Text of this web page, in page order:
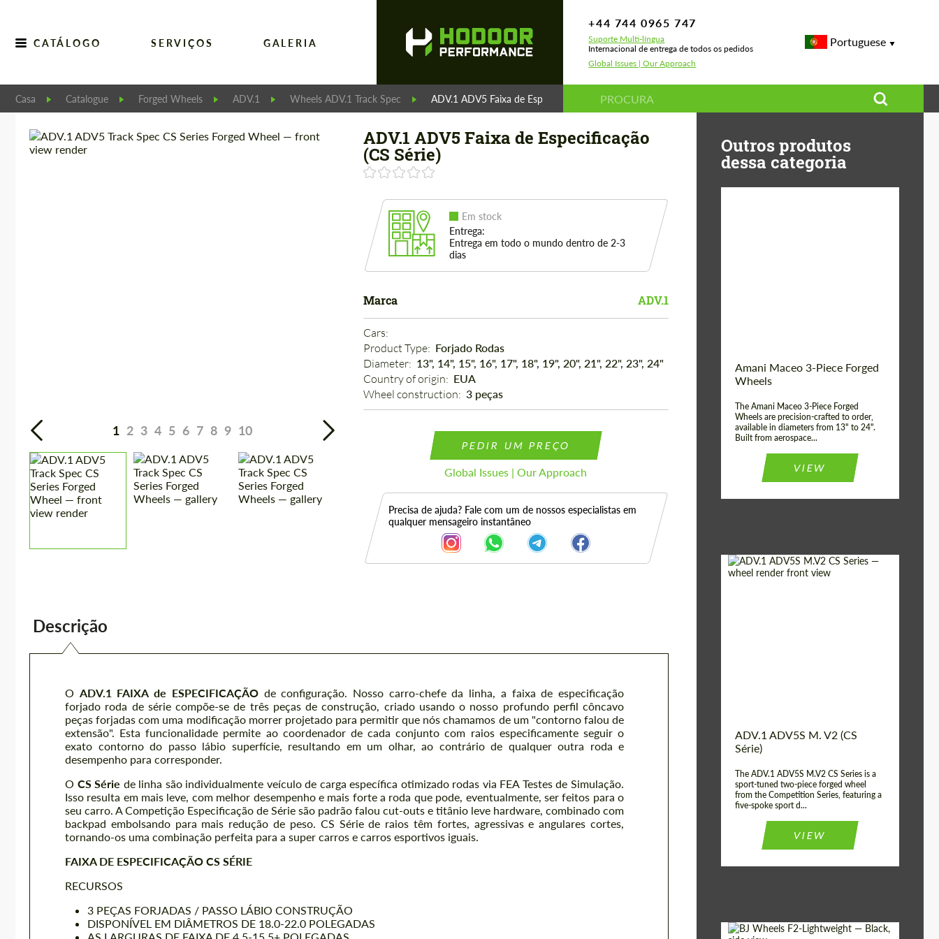
CATÁLOGO SERVIÇOS GALERIA
+44 744 0965 747
Suporte Multi-língua
Internacional de entrega de todos os pedidos
Global Issues | Our Approach
Portuguese
Casa Catalogue Forged Wheels ADV.1 Wheels ADV.1 Track Spec ADV.1 ADV5 Faixa de Especificação (CS Série)
1 2 3 4 5 6 7 8 9 10
ADV.1 ADV5 Faixa de Especificação
(CS Série)
Em stock
Entrega:
Entrega em todo o mundo dentro de 2-3
dias
Marca ADV.1
Cars:
Product Type: Forjado Rodas
Diameter: 13", 14", 15", 16", 17", 18", 19", 20", 21", 22", 23", 24"
Country of origin: EUA
Wheel construction: 3 peças
PEDIR UM PREÇO
Global Issues | Our Approach
Precisa de ajuda? Fale com um de nossos especialistas em
qualquer mensageiro instantâneo
Descrição
O ADV.1 FAIXA de ESPECIFICAÇÃOde configuração. Nosso carro-chefe da linha, a faixa de especificação
forjado roda de série compõe-se de três peças de construção, criado usando o nosso profundo perfil côncavo
peças forjadas com uma modificação morrer projetado para permitir que nós chamamos de um "contorno falou de
extensão". Esta funcionalidade permite ao coordenador de cada conjunto com raios especificamente seguir o
exato contorno do passo lábio superfície, resultando em um olhar, ao contrário de qualquer outra roda e
desempenho para corresponder.
O CS Série de linha são individualmente veículo de carga específica otimizado rodas via FEA Testes de Simulação.
Isso resulta em mais leve, com melhor desempenho e mais forte a roda que pode, eventualmente, ser feitos para o
seu carro. A Competição Especificação de Série são padrão falou cut-outs e titânio leve hardware, combinado com
backpad embolsando para mais redução de peso. CS Série de raios têm fortes, agressivas e angulares cortes,
tornando-os uma combinação perfeita para a super carros e carros esportivos iguais.
FAIXA DE ESPECIFICAÇÃO CS SÉRIE
RECURSOS
3 PEÇAS FORJADAS / PASSO LÁBIO CONSTRUÇÃO
DISPONÍVEL EM DIÂMETROS DE 18.0-22.0 POLEGADAS
Outros produtos
dessa categoria
Wheel construction: 3 peças
Amani Maceo 3-Piece Forged
Wheels
The Amani Maceo 3-Piece Forged
Wheels are precision-crafted to order,
available in diameters from 13" to 24".
Built from aerospace...
VIEW
ADV.1 ADV5S M. V2 (CS
Série)
The ADV.1 ADV5S M.V2 CS Series is a
sport-tuned two-piece forged wheel
from the Competition Series, featuring a
five-spoke sport d...
VIEW